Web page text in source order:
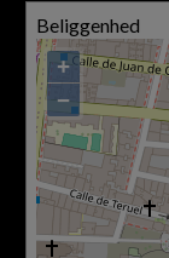
Beliggenhed
+
−